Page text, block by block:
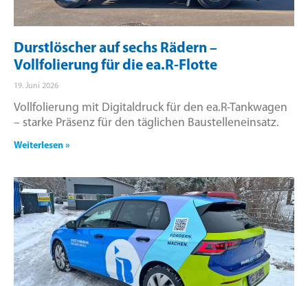
Durstlöscher auf sechs Rädern –
Vollfolierung für die ea.R-Flotte
19. Juni 2026
Vollfolierung mit Digitaldruck für den ea.R-Tankwagen
– starke Präsenz für den täglichen Baustelleneinsatz.
Weiterlesen »